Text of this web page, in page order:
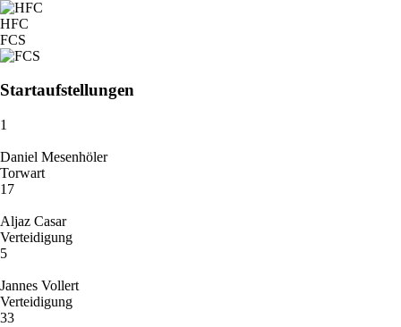
HFC
FCS
Startaufstellungen
1
Daniel Mesenhöler
Torwart
17
Aljaz Casar
Verteidigung
5
Jannes Vollert
Verteidigung
33